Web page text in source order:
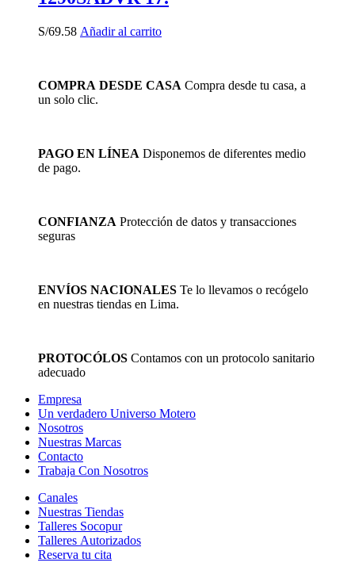
S/69.58 Añadir al carrito
COMPRA DESDE CASA Compra desde tu casa, a
un solo clic.
PAGO EN LÍNEA Disponemos de diferentes medio
de pago.
CONFIANZA Protección de datos y transacciones
seguras
ENVÍOS NACIONALES Te lo llevamos o recógelo
en nuestras tiendas en Lima.
PROTOCÓLOS Contamos con un protocolo sanitario
adecuado
Empresa
Un verdadero Universo Motero
Nosotros
Nuestras Marcas
Contacto
Trabaja Con Nosotros
Canales
Nuestras Tiendas
Talleres Socopur
Talleres Autorizados
Reserva tu cita